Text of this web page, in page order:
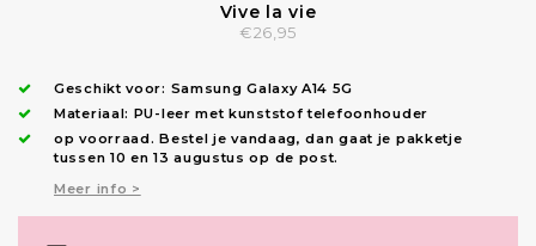
Vive la vie
€26,95
Geschikt voor: Samsung Galaxy A14 5G
Materiaal: PU-leer met kunststof telefoonhouder
op voorraad.Bestel je vandaag, dan gaat je pakketje
tussen 10 en 13 augustus op de post.
Meer info >